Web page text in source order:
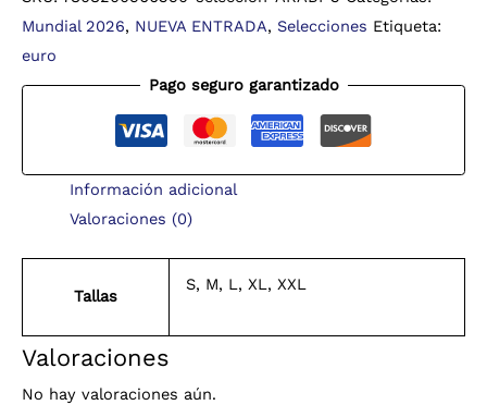
Mundial 2026, NUEVA ENTRADA, Selecciones Etiqueta:
euro
Pago seguro garantizado
Información adicional
Valoraciones (0)
Tallas
S, M, L, XL, XXL
Valoraciones
No hay valoraciones aún.